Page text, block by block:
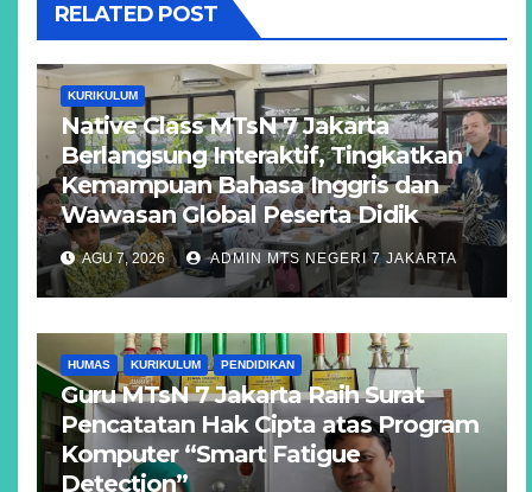
RELATED POST
KURIKULUM
Native Class MTsN 7 Jakarta
Berlangsung Interaktif, Tingkatkan
Kemampuan Bahasa Inggris dan
Wawasan Global Peserta Didik
AGU 7, 2026 ADMIN MTS NEGERI 7 JAKARTA
HUMAS KURIKULUM PENDIDIKAN
Guru MTsN 7 Jakarta Raih Surat
Pencatatan Hak Cipta atas Program
Komputer “Smart Fatigue
Detection”